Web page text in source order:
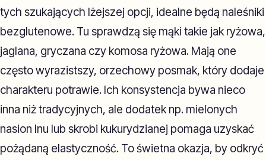
tych szukających lżejszej opcji, idealne będą naleśniki
bezglutenowe. Tu sprawdzą się mąki takie jak ryżowa,
jaglana, gryczana czy komosa ryżowa. Mają one
często wyrazistszy, orzechowy posmak, który dodaje
charakteru potrawie. Ich konsystencja bywa nieco
inna niż tradycyjnych, ale dodatek np. mielonych
nasion lnu lub skrobi kukurydzianej pomaga uzyskać
pożądaną elastyczność. To świetna okazja, by odkryć